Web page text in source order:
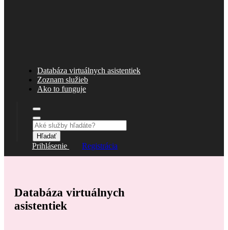
Databáza virtuálnych asistentiek
Zoznam služieb
Ako to funguje
Hľadať
Prihlásenie Registrácia
Databáza virtuálnych
asistentiek